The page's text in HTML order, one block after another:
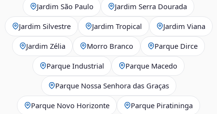
Jardim São Paulo Jardim Serra Dourada
Jardim Silvestre Jardim Tropical Jardim Viana
Jardim Zélia Morro Branco Parque Dirce
Parque Industrial Parque Macedo
Parque Nossa Senhora das Graças
Parque Novo Horizonte Parque Piratininga